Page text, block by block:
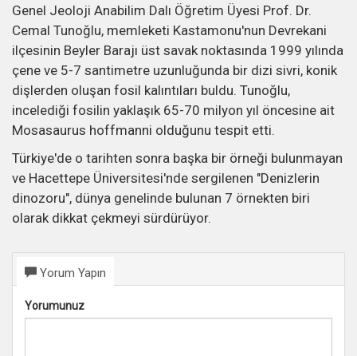
Genel Jeoloji Anabilim Dalı Öğretim Üyesi Prof. Dr.
Cemal Tunoğlu, memleketi Kastamonu'nun Devrekani
ilçesinin Beyler Barajı üst savak noktasında 1999 yılında
çene ve 5-7 santimetre uzunluğunda bir dizi sivri, konik
dişlerden oluşan fosil kalıntıları buldu. Tunoğlu,
incelediği fosilin yaklaşık 65-70 milyon yıl öncesine ait
Mosasaurus hoffmanni olduğunu tespit etti.
Türkiye'de o tarihten sonra başka bir örneği bulunmayan
ve Hacettepe Üniversitesi'nde sergilenen "Denizlerin
dinozoru", dünya genelinde bulunan 7 örnekten biri
olarak dikkat çekmeyi sürdürüyor.
Yorum Yapın
Yorumunuz